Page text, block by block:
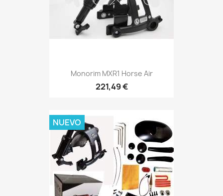
Monorim MXR1 Horse Air
221,49 €
NUEVO